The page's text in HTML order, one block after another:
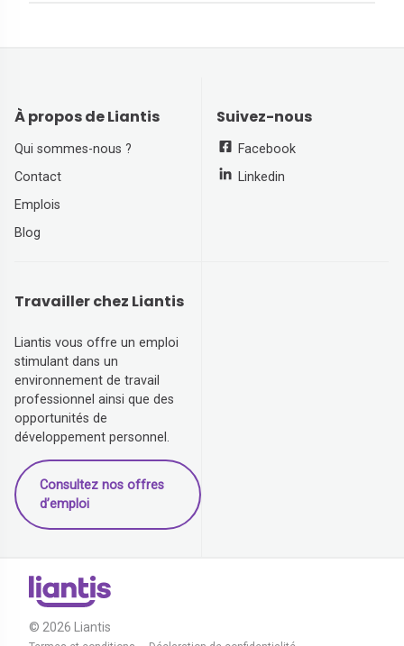
À propos de Liantis
Qui sommes-nous ?
Contact
Emplois
Blog
Suivez-nous
Facebook
Linkedin
Travailler chez Liantis
Liantis vous offre un emploi
stimulant dans un
environnement de travail
professionnel ainsi que des
opportunités de
développement personnel.
Consultez nos offres
d’emploi
© 2026 Liantis